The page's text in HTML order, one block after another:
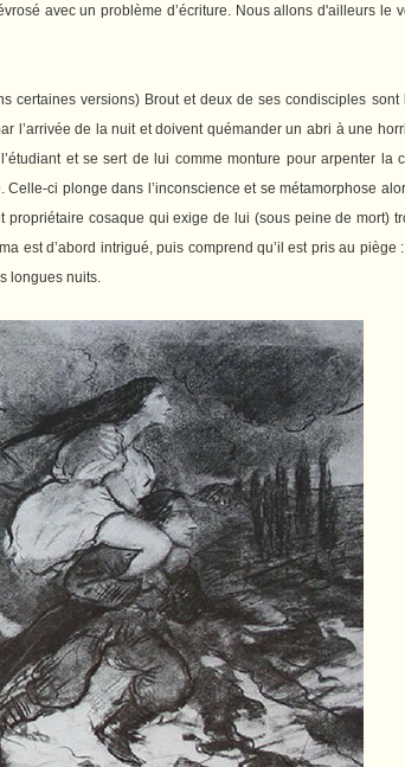
avec un problème d’écriture. Nous allons d'ailleurs
certaines versions) Brout et deux de ses condisciples
l’arrivée de la nuit et doivent quémander un abri à une
et se sert de lui comme monture pour arpenter
ci plonge dans l’inconscience et se métamorphose
propriétaire cosaque qui exige de lui (sous peine de
est d’abord intrigué, puis comprend qu’il est pris au
longues nuits.